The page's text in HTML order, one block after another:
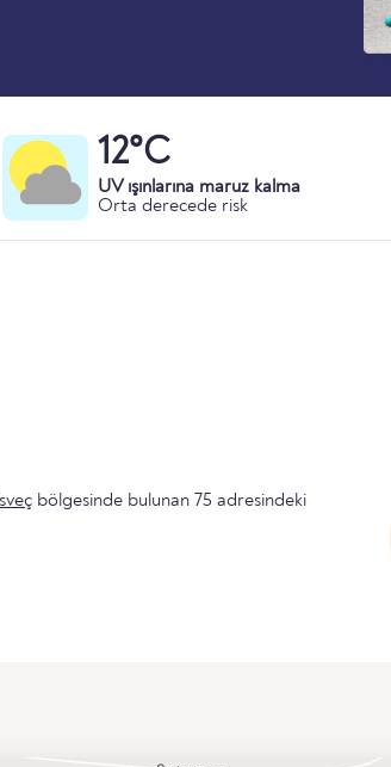
12°C
UV ışınlarına maruz kalma
Orta derecede risk
İsveç bölgesinde bulunan 75 adresindeki